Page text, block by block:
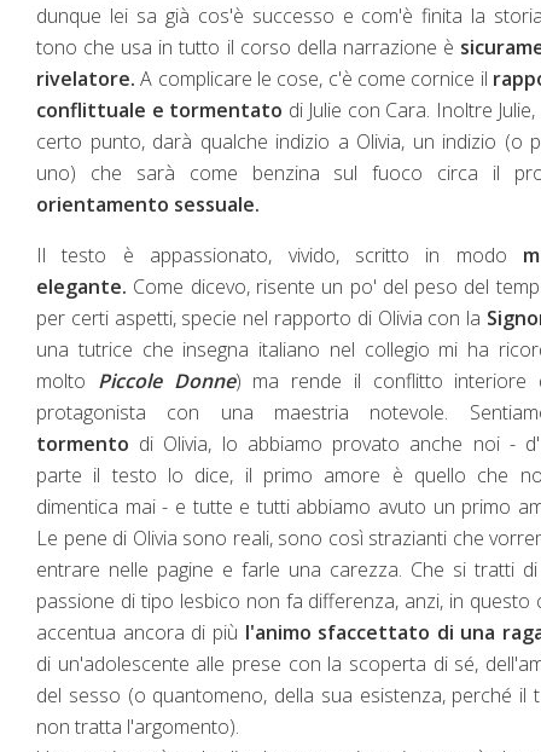
dunque lei sa già cos'è successo e com'è finita la
tono che usa in tutto il corso della narrazione è
rivelatore. A complicare le cose, c'è come cornice il
conflittuale e tormentato di Julie con Cara. Inoltre
certo punto, darà qualche indizio a Olivia, un indizio (o
uno) che sarà come benzina sul fuoco circa il
orientamento sessuale.
Il testo è appassionato, vivido, scritto in modo
elegante. Come dicevo, risente un po' del peso del
per certi aspetti, specie nel rapporto di Olivia con la
una tutrice che insegna italiano nel collegio mi ha
molto Piccole Donne) ma rende il conflitto interiore
protagonista con una maestria notevole.
tormento di Olivia, lo abbiamo provato anche noi -
parte il testo lo dice, il primo amore è quello che
dimentica mai - e tutte e tutti abbiamo avuto un primo
Le pene di Olivia sono reali, sono così strazianti che
entrare nelle pagine e farle una carezza. Che si tratti
passione di tipo lesbico non fa differenza, anzi, in questo
accentua ancora di più l'animo sfaccettato di una
di un'adolescente alle prese con la scoperta di sé,
del sesso (o quantomeno, della sua esistenza, perché il
non tratta l'argomento).